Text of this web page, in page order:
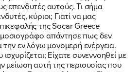
επενδυτές αυτούς. Τι σήμα
κύριοι; Γιατί να μας
της Socar Greece
απάντησε πως δεν
την εν λόγω μονομερή ενέργεια.
Είχατε συνεννοηθεί με
μείωση αυτή της περιουσίας που